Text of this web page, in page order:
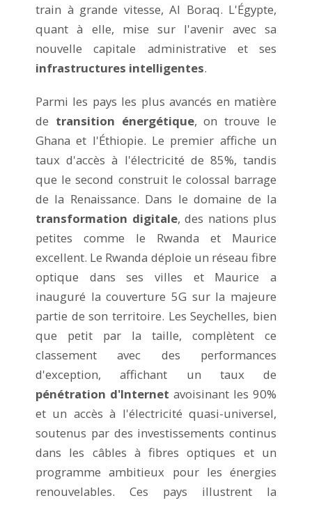
train à grande vitesse, Al Boraq. L'Égypte,
quant à elle, mise sur l'avenir avec sa
nouvelle capitale administrative et ses
infrastructures intelligentes.
Parmi les pays les plus avancés en matière
de transition énergétique, on trouve le
Ghana et l'Éthiopie. Le premier affiche un
taux d'accès à l'électricité de 85%, tandis
que le second construit le colossal barrage
de la Renaissance. Dans le domaine de la
transformation digitale, des nations plus
petites comme le Rwanda et Maurice
excellent. Le Rwanda déploie un réseau fibre
optique dans ses villes et Maurice a
inauguré la couverture 5G sur la majeure
partie de son territoire. Les Seychelles, bien
que petit par la taille, complètent ce
classement avec des performances
d'exception, affichant un taux de
pénétration d'Internet avoisinant les 90%
et un accès à l'électricité quasi-universel,
soutenus par des investissements continus
dans les câbles à fibres optiques et un
programme ambitieux pour les énergies
renouvelables. Ces pays illustrent la